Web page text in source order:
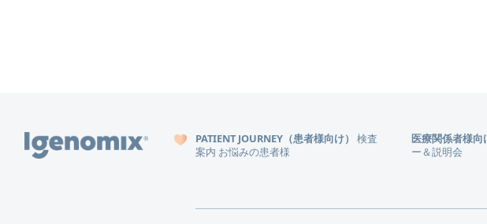
PATIENT JOURNEY（患者様向け）
検査
案内 お悩みの患者様
医療関係者様向
ー＆説明会